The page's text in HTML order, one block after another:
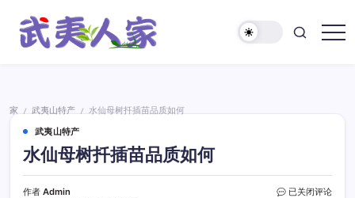
家
家 / 武夷山特产 /
水仙母树扦插苗品质如何
武夷山特产
水仙母树扦插苗品质如何
作者 Admin
水
已关闭评论